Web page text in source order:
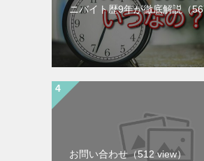
ニバイト歴9年が徹底解説（
お問い合わせ（512 view）